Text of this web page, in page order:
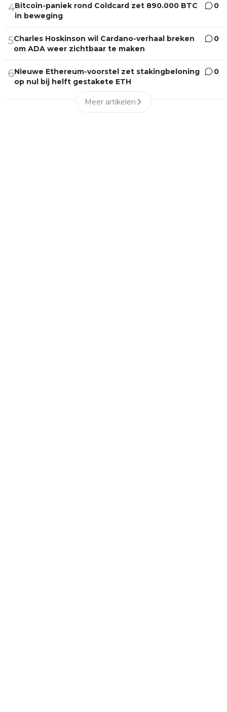
4Bitcoin-paniek rond Coldcard zet 890.000 BTC
in beweging
0
5Charles Hoskinson wil Cardano-verhaal breken
om ADA weer zichtbaar te maken
0
6Nieuwe Ethereum-voorstel zet stakingbeloning
op nul bij helft gestakete ETH
0
Meer artikelen